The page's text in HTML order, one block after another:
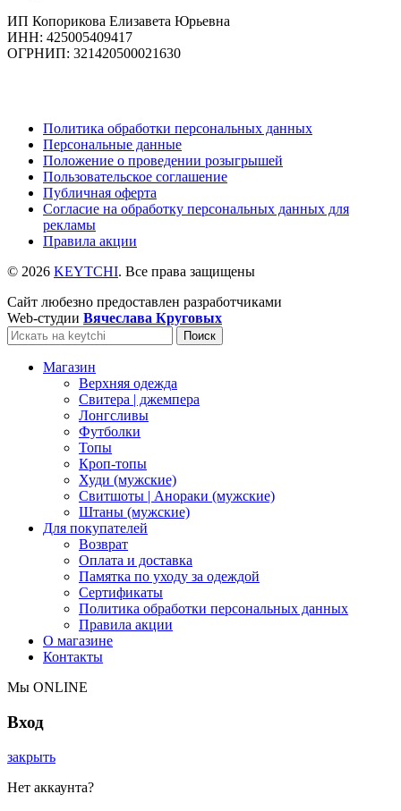
ИП Копорикова Елизавета Юрьевна
ИНН: 425005409417
ОГРНИП: 321420500021630
Политика обработки персональных данных
Персональные данные
Положение о проведении розыгрышей
Пользовательское соглашение
Публичная оферта
Согласие на обработку персональных данных для
рекламы
Правила акции
© 2026 KEYTCHI. Все права защищены
Сайт любезно предоставлен разработчиками
Web-студии Вячеслава Круговых
Поиск
Магазин
Верхняя одежда
Свитера | джемпера
Лонгсливы
Футболки
Топы
Кроп-топы
Худи (мужские)
Свитшоты | Анораки (мужские)
Штаны (мужские)
Для покупателей
Возврат
Оплата и доставка
Памятка по уходу за одеждой
Сертификаты
Политика обработки персональных данных
Правила акции
О магазине
Контакты
Мы ONLINE
Вход
закрыть
Нет аккаунта?